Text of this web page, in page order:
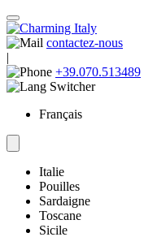
contactez-nous
|
+39.070.513489
Français
Italie
Pouilles
Sardaigne
Toscane
Sicile